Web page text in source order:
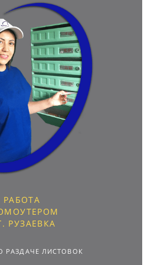
РАБОТА
РУЗАЕВКА
РАЗДАЧЕ ЛИСТОВОК